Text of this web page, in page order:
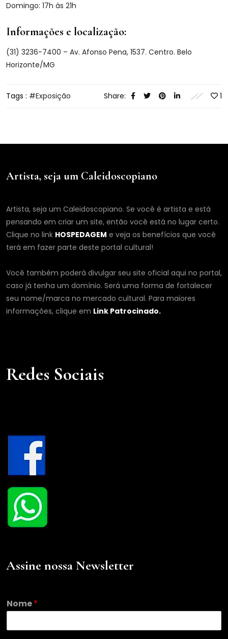
Domingo: 17h às 21h
Informações e localização:
(31) 3236-7400 – Av. Afonso Pena, 1537. Centro. Belo
Horizonte/MG
Tags : Exposição Share: 1
Artista, seja um Caleidoscopiano
Artista, seja um Caleidoscopiano. Se você é artista e está
pensando em criar um site, então você está no lugar certo.
Clique no link HOSPEDAGEM e veja os benefícios que você
terá em fazer parte deste portal cultural!
Você também poderá divulgar seu site oficial aqui no portal,
caso já tenha um domínio. Será uma forma de fortalecer
seu nome/marca no mercado cultural. Para maiores
informações, clique em Link Patrocinado.
Redes Sociais
Assine nossa Newsletter
*
E
a
Nome*